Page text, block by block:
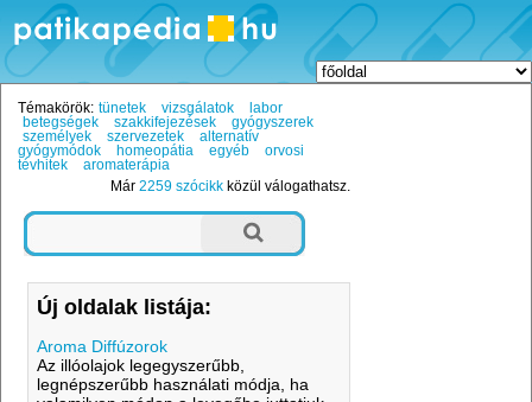
Témakörök: tünetek vizsgálatok
labor
betegségek
szakkifejezések
gyógyszerek
személyek
szervezetek
alternatív
gyógymódok
homeopátia egyéb
orvosi
tévhitek
aromaterápia
Már2259 szócikk közül válogathatsz.
Új oldalak listája:
Aroma Diffúzorok
Az illóolajok legegyszerűbb,
legnépszerűbb használati módja, ha